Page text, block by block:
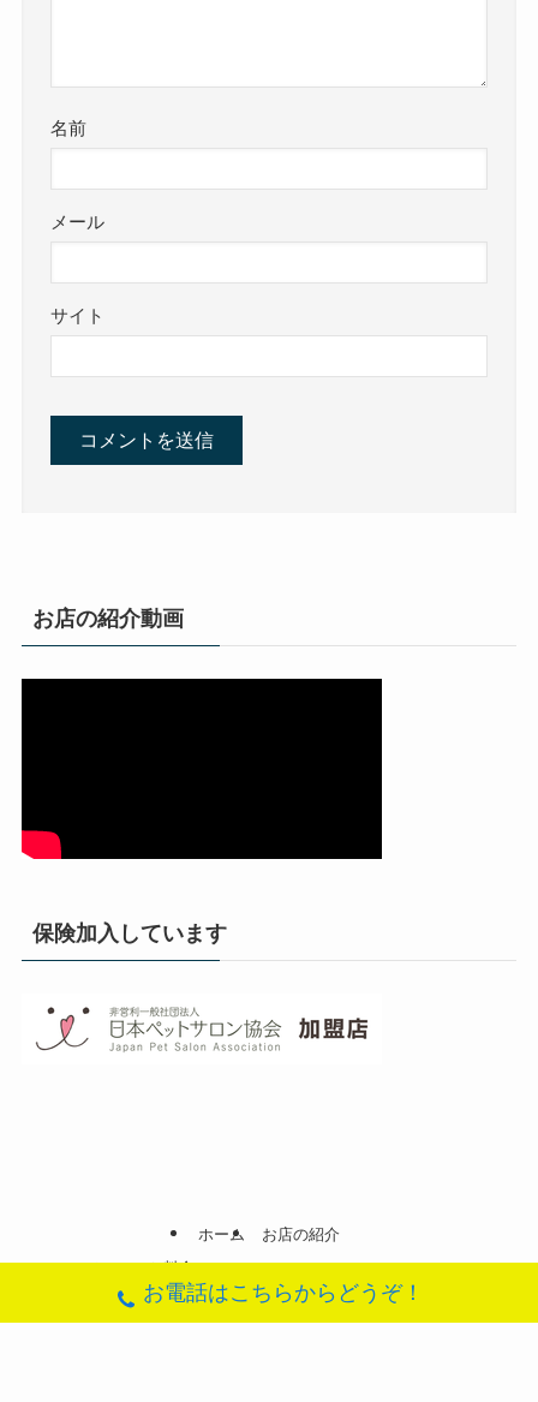
名前
メール
サイト
お店の紹介動画
保険加入しています
ホーム
お店の紹介
メニューと料金
ハーブパック(スキンケア)
お電話はこちらからどうぞ！